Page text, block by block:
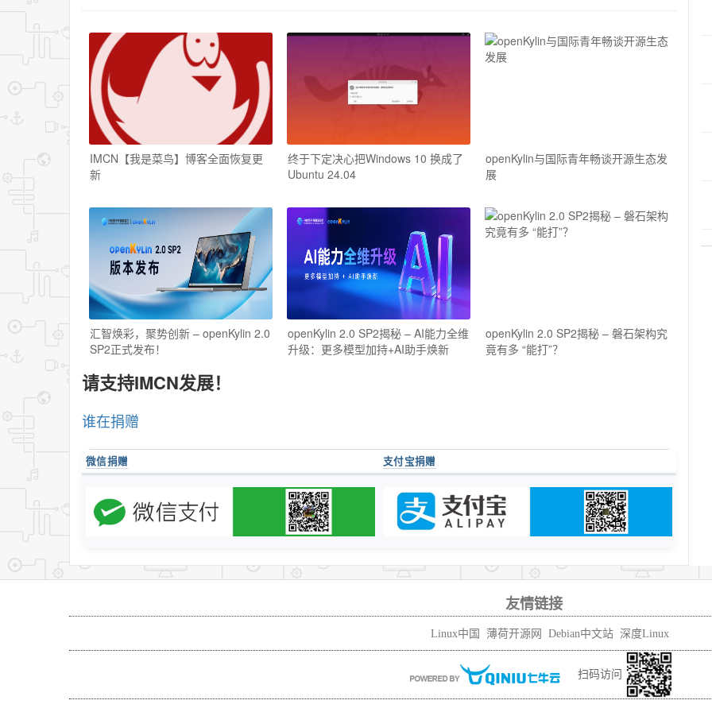
IMCN【我是菜鸟】博客全面恢复更
新
终于下定决心把Windows 10 换成了
Ubuntu 24.04
openKylin与国际青年畅谈开源生态发
展
汇智焕彩，聚势创新 – openKylin 2.0
SP2正式发布！
openKylin 2.0 SP2揭秘 – AI能力全维
升级：更多模型加持+AI助手焕新
openKylin 2.0 SP2揭秘 – 磐石架构究
竟有多 “能打”？
请支持IMCN发展！
谁在捐赠
微信捐赠 支付宝捐赠
友情链接
Linux中国 薄荷开源网 Debian中文站 深度Linux
扫码访问